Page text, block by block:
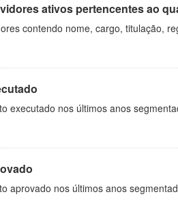
ativos pertencentes ao
contendo nome, cargo, titulação,
executado nos últimos anos
aprovado nos últimos anos